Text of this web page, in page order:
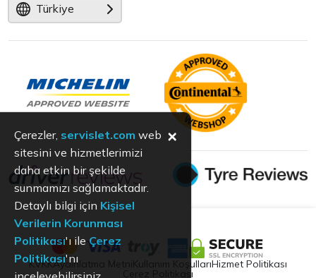
Türkiye
KVKKAydınlatma Metni Kullanım KoşullarıHizmet Politikası
Çerez Politikası
Çerezler, servislet.com web
sitesini ve hizmetlerimizi
daha etkin bir şekilde
sunmamızı sağlamaktadır.
Detaylı bilgi için Kişisel
Verilerin Korunması
Politikası'ı ileÇerez
Politikası'nı
×